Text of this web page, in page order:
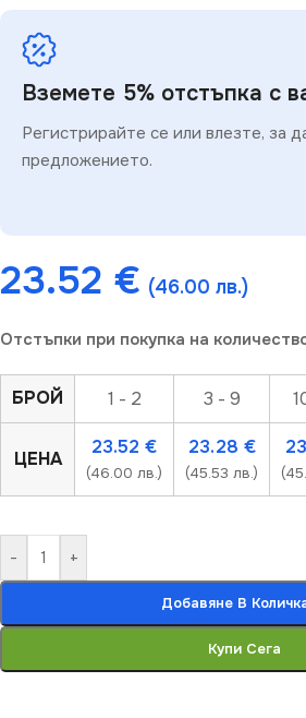
Вземете 5% отстъпка с
Регистрирайте се или влезте, за
предложението.
23.52 € (46.00 лв.)
Отстъпки при покупка на
БРОЙ 1 - 2 3 - 9
ЦЕНА
23.52 €
(46.00 лв.)
23.28 €
(45.53 лв.)
- +
Добавяне В
Купи Сега